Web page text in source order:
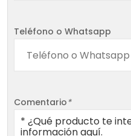
Teléfono o Whatsapp
Comentario*